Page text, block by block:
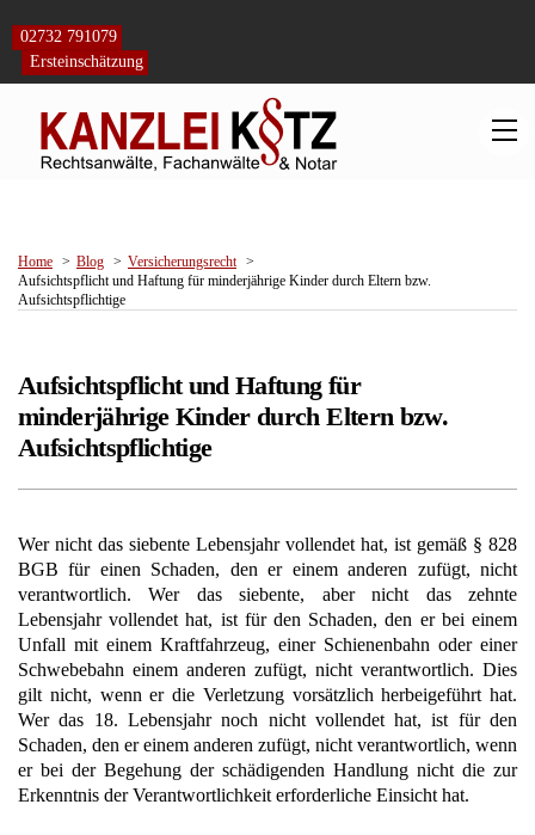
content
02732 791079
Ersteinschätzung
Home Blog
Versicherungsrecht
Aufsichtspflicht und Haftung für minderjährige Kinder durch Eltern bzw.
Aufsichtspflichtige
Aufsichtspflicht und Haftung für
minderjährige Kinder durch Eltern bzw.
Aufsichtspflichtige
Wer nicht das siebente Lebensjahr vollendet hat, ist gemäß § 828
BGB für einen Schaden, den er einem anderen zufügt, nicht
verantwortlich. Wer das siebente, aber nicht das zehnte
Lebensjahr vollendet hat, ist für den Schaden, den er bei einem
Unfall mit einem Kraftfahrzeug, einer Schienenbahn oder einer
Schwebebahn einem anderen zufügt, nicht verantwortlich. Dies
gilt nicht, wenn er die Verletzung vorsätzlich herbeigeführt hat.
Wer das 18. Lebensjahr noch nicht vollendet hat, ist für den
Schaden, den er einem anderen zufügt, nicht verantwortlich, wenn
er bei der Begehung der schädigenden Handlung nicht die zur
Erkenntnis der Verantwortlichkeit erforderliche Einsicht hat.